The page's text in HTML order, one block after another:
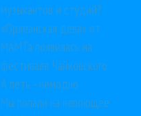
музыкантов и студий?
«Орлеанская дева» от
МАМТа появилась на
фестивале Чайковского
А петь - немодно
Мы попали на непоющее